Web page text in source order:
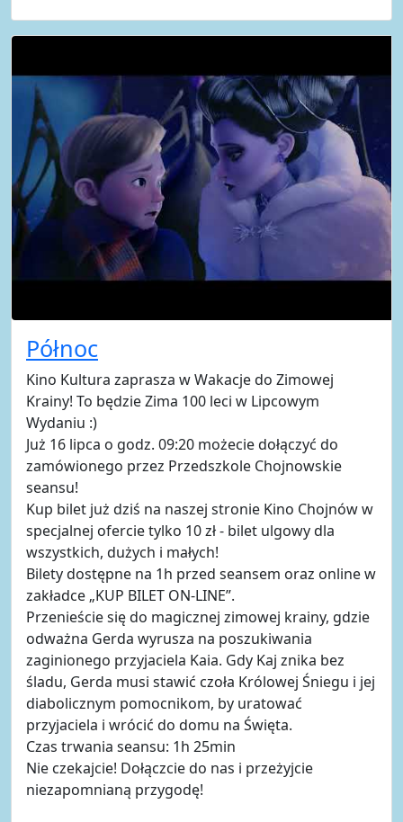
Północ
Kino Kultura zaprasza w Wakacje do Zimowej
Krainy! To będzie Zima 100 leci w Lipcowym
Wydaniu :)
Już 16 lipca o godz. 09:20 możecie dołączyć do
zamówionego przez Przedszkole Chojnowskie
seansu!
Kup bilet już dziś na naszej stronie Kino Chojnów w
specjalnej ofercie tylko 10 zł - bilet ulgowy dla
wszystkich, dużych i małych!
Bilety dostępne na 1h przed seansem oraz online w
zakładce „KUP BILET ON-LINE”.
Przenieście się do magicznej zimowej krainy, gdzie
odważna Gerda wyrusza na poszukiwania
zaginionego przyjaciela Kaia. Gdy Kaj znika bez
śladu, Gerda musi stawić czoła Królowej Śniegu i jej
diabolicznym pomocnikom, by uratować
przyjaciela i wrócić do domu na Święta.
Czas trwania seansu: 1h 25min
Nie czekajcie! Dołączcie do nas i przeżyjcie
niezapomnianą przygodę!